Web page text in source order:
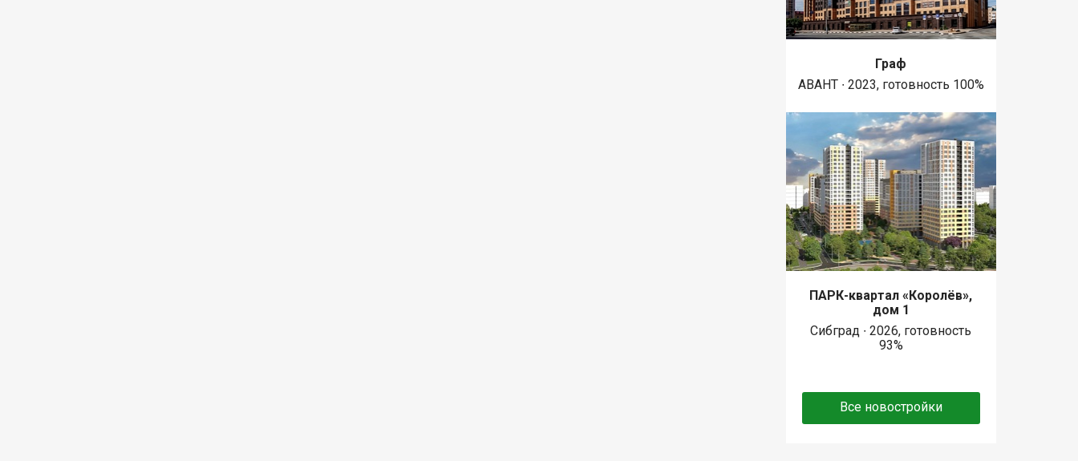
Граф
АВАНТ ∙ 2023, готовность 100%
ПАРК-квартал «Королёв»,
дом 1
Сибград ∙ 2026, готовность
93%
Все новостройки